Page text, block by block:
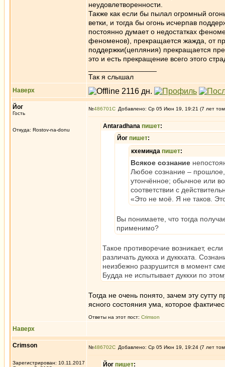
неудовлетворенности.
Также как если бы пылал огромный
ветки, и тогда бы огонь исчерпав
постоянно думает о недостатках
феноменов), прекращается жажда, от
поддержки(цепляния) прекращается
это и есть прекращение всего этого
Так я слышал
Наверх
Йог
Гость
Откуда: Rostov-na-donu
№486701 Добавлено: Ср 05 Июн 19, 19:21 (7 лет
Antaradhana пишет:
Йог пишет:
кхеминда пишет:
Всякое сознание
Любое сознание –
утончённое; обычное или
соответствии с
«Это не моё. Я не таков.
Вы понимаете, что тогда
применимо?
Такое противоречие возникает,
различать дуккха и дуккхата.
неизбежно разрушится в момент
Будда не испытывает дуккхи по
Тогда не очень понято, зачем эту сутту
ясного состояния ума, которое
Ответы на этот пост: Crimson
Наверх
Crimson
Зарегистрирован: 10.11.2017
№486702 Добавлено: Ср 05 Июн 19, 19:24 (7 лет
Йог пишет: